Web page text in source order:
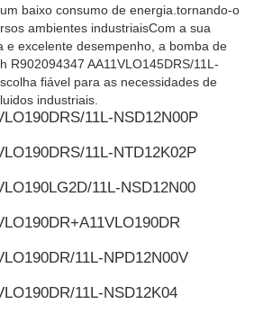
filtros Rexroth
YUKEN
de Yuken
baixo consumo de energia.tornando-o
ambientes industriaisCom a sua
e excelente desempenho, a bomba de
R902094347 AA11VLO145DRS/11L-
fiável para as necessidades de
industriais.
11L-NSD12N00P
11L-NTD12K02P
11L-NSD12N00
11L-NPD12N00V
11L-NSD12K04